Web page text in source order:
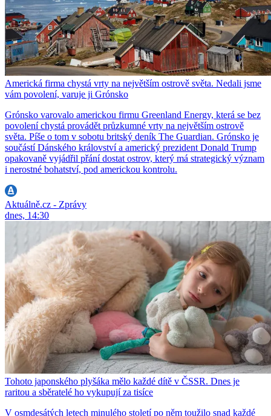
Americká firma chystá vrty na největším ostrově světa. Nedali jsme
vám povolení, varuje ji Grónsko
Grónsko varovalo americkou firmu Greenland Energy, která se bez
povolení chystá provádět průzkumné vrty na největším ostrově
světa. Píše o tom v sobotu britský deník The Guardian. Grónsko je
součástí Dánského království a americký prezident Donald Trump
opakovaně vyjádřil přání dostat ostrov, který má strategický význam
i nerostné bohatství, pod americkou kontrolu.
Aktuálně.cz - Zprávy
dnes, 14:30
Tohoto japonského plyšáka mělo každé dítě v ČSSR. Dnes je
raritou a sběratelé ho vykupují za tisíce
V osmdesátých letech minulého století po něm toužilo snad každé